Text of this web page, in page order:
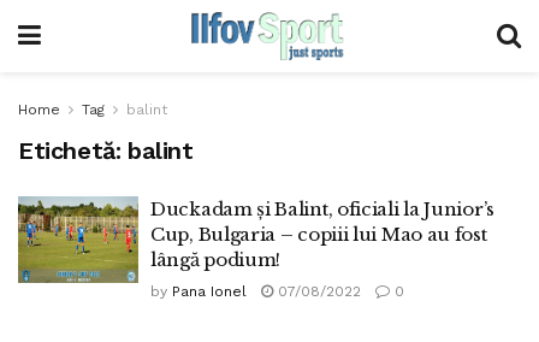
Home Tag balint
Etichetă: balint
Duckadam și Balint, oficiali la Junior’s
Cup, Bulgaria – copiii lui Mao au fost
lângă podium!
by Pana Ionel 07/08/2022 0